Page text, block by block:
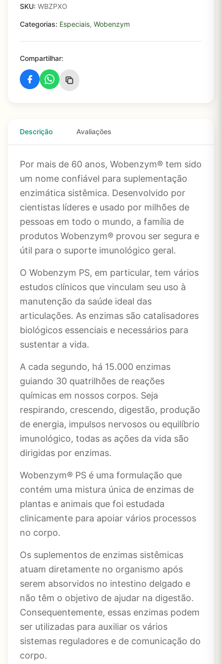
SKU: WBZPXO
Categorias: Especiais, Wobenzym
Compartilhar:
Descrição Avaliações
Por mais de 60 anos, Wobenzym® tem sido
um nome confiável para suplementação
enzimática sistêmica. Desenvolvido por
cientistas líderes e usado por milhões de
pessoas em todo o mundo, a família de
produtos Wobenzym® provou ser segura e
útil para o suporte imunológico geral.
O Wobenzym PS, em particular, tem vários
estudos clínicos que vinculam seu uso à
manutenção da saúde ideal das
articulações. As enzimas são catalisadores
biológicos essenciais e necessários para
sustentar a vida.
A cada segundo, há 15.000 enzimas
guiando 30 quatrilhões de reações
químicas em nossos corpos. Seja
respirando, crescendo, digestão, produção
de energia, impulsos nervosos ou equilíbrio
imunológico, todas as ações da vida são
dirigidas por enzimas.
Wobenzym® PS é uma formulação que
contém uma mistura única de enzimas de
plantas e animais que foi estudada
clinicamente para apoiar vários processos
no corpo.
Os suplementos de enzimas sistêmicas
atuam diretamente no organismo após
serem absorvidos no intestino delgado e
não têm o objetivo de ajudar na digestão.
Consequentemente, essas enzimas podem
ser utilizadas para auxiliar os vários
sistemas reguladores e de comunicação do
corpo.